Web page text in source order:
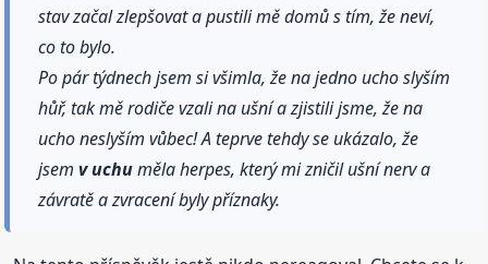
stav začal zlepšovat a pustili mě domů s tím, že neví,
co to bylo.
Po pár týdnech jsem si všimla, že na jedno ucho slyším
hůř, tak mě rodiče vzali na ušní a zjistili jsme, že na
ucho neslyším vůbec! A teprve tehdy se ukázalo, že
jsemv uchuměla herpes, který mi zničil ušní nerv a
závratě a zvracení byly příznaky.